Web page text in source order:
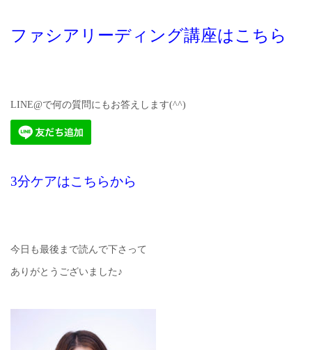
ファシアリーディング講座はこちら
LINE@で何の質問にもお答えします(^^)
3分ケアはこちらから
今日も最後まで読んで下さって
ありがとうございました♪